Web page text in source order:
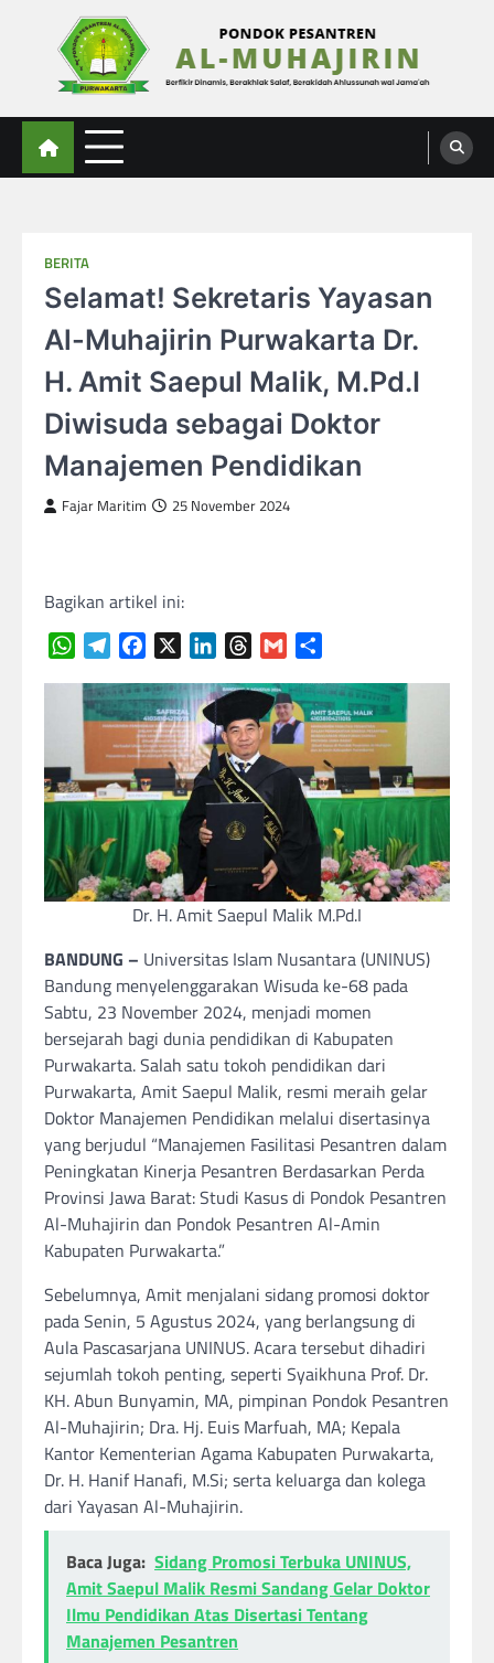
Al-Muhajirin
Berpikir Dinamis – Berakhlak Salaf – Berakidah Ahlussunah wal Jamaah
BERITA
Selamat! Sekretaris Yayasan
Al-Muhajirin Purwakarta Dr.
H. Amit Saepul Malik, M.Pd.I
Diwisuda sebagai Doktor
Manajemen Pendidikan
Fajar Maritim 25 November 2024
Bagikan artikel ini:
WhatsAppTelegramFacebook LinkedInThreads
Gmail
Dr. H. Amit Saepul Malik M.Pd.I
BANDUNG – Universitas Islam Nusantara (UNINUS)
Bandung menyelenggarakan Wisuda ke-68 pada
Sabtu, 23 November 2024, menjadi momen
bersejarah bagi dunia pendidikan di Kabupaten
Purwakarta. Salah satu tokoh pendidikan dari
Purwakarta, Amit Saepul Malik, resmi meraih gelar
Doktor Manajemen Pendidikan melalui disertasinya
yang berjudul “Manajemen Fasilitasi Pesantren dalam
Peningkatan Kinerja Pesantren Berdasarkan Perda
Provinsi Jawa Barat: Studi Kasus di Pondok Pesantren
Al-Muhajirin dan Pondok Pesantren Al-Amin
Kabupaten Purwakarta.”
Sebelumnya, Amit menjalani sidang promosi doktor
pada Senin, 5 Agustus 2024, yang berlangsung di
Aula Pascasarjana UNINUS. Acara tersebut dihadiri
sejumlah tokoh penting, seperti Syaikhuna Prof. Dr.
KH. Abun Bunyamin, MA, pimpinan Pondok Pesantren
Al-Muhajirin; Dra. Hj. Euis Marfuah, MA; Kepala
Kantor Kementerian Agama Kabupaten Purwakarta,
Dr. H. Hanif Hanafi, M.Si; serta keluarga dan kolega
dari Yayasan Al-Muhajirin.
Baca Juga: Sidang Promosi Terbuka UNINUS,
Amit Saepul Malik Resmi Sandang Gelar Doktor
Ilmu Pendidikan Atas Disertasi Tentang
Manajemen Pesantren